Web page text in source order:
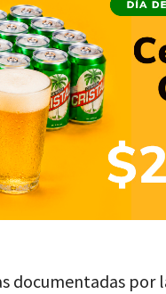
documentadas por